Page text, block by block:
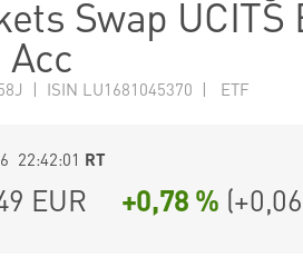
Swap UCITS
Acc
| ISIN LU1681045370 | ETF
22:42:01 RT
EUR +0,78 % (+0,06